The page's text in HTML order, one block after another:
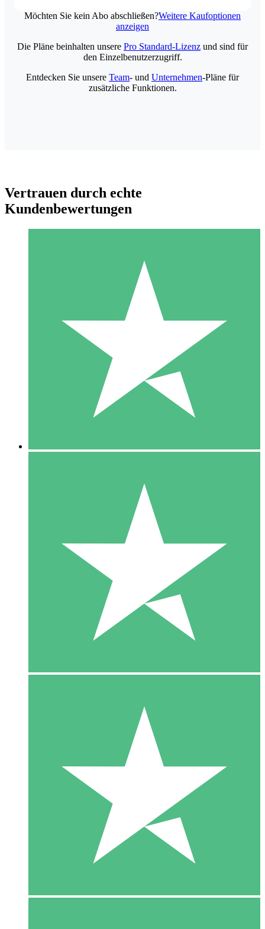
Möchten Sie kein Abo abschließen?Weitere Kaufoptionen
anzeigen
Individuelle Credit-Pakete
Zahlen Sie nach Bedarf mit Download-Credits. Keine
monatliche Verpflichtung erforderlich.
10 00
10 Downloads
20 00
Die Pläne beinhalten unsere Pro Standard-Lizenz und sind für
den Einzelbenutzerzugriff.
Entdecken Sie unsere Team- und Unternehmen-Pläne für
zusätzliche Funktionen.
Vertrauen durch echte
Kundenbewertungen